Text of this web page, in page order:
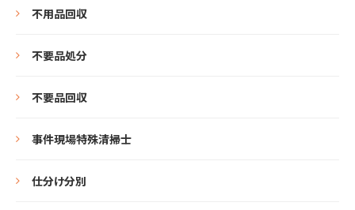
不用品回収
不要品処分
不要品回収
事件現場特殊清掃士
仕分け分別